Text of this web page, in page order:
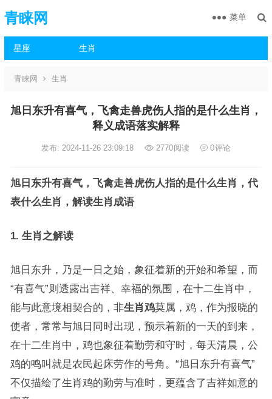
青睐网
星座 生肖
菜单
青睐网 生肖
旭日东升有喜气，飞禽走兽虎伤人指的是什么生肖，
释义成语落实解释
发布: 2024-11-26 23:09:18 2770阅读 0评论
旭日东升有喜气，飞禽走兽虎伤人指的是什么生肖，代
表什么生肖，解读生肖成语
1. 生肖之解读
旭日东升，乃是一日之始，象征着新的开始和希望，而
“有喜气”则透露出吉祥、幸福的氛围，在十二生肖中，
能与此意境相契合的，非生肖鸡莫属，鸡，作为报晓的
使者，常常与旭日同时出现，预示着新的一天的到来，
在十二生肖中，鸡也象征着勤劳和守时，每天清晨，公
鸡的鸣叫就是农民起床劳作的号角。“旭日东升有喜气”
不仅描绘了生肖鸡的勤劳与准时，更蕴含了吉祥如意的